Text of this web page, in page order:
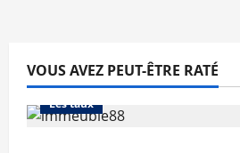
VOUS AVEZ PEUT-ÊTRE RATÉ
Abonnés Financement
Les taux